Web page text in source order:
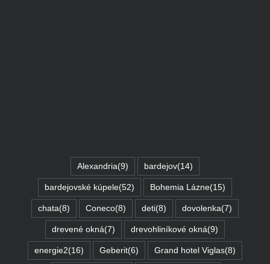
Alexandria(9) bardejov(14)
bardejovské kúpele(52) Bohemia Lázne(15)
chata(8) Coneco(8) deti(8) dovolenka(7)
drevené okná(7) drevohliníkové okná(9)
energie2(16) Geberit(6) Grand hotel Viglas(8)